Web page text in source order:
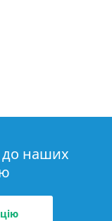
до наших